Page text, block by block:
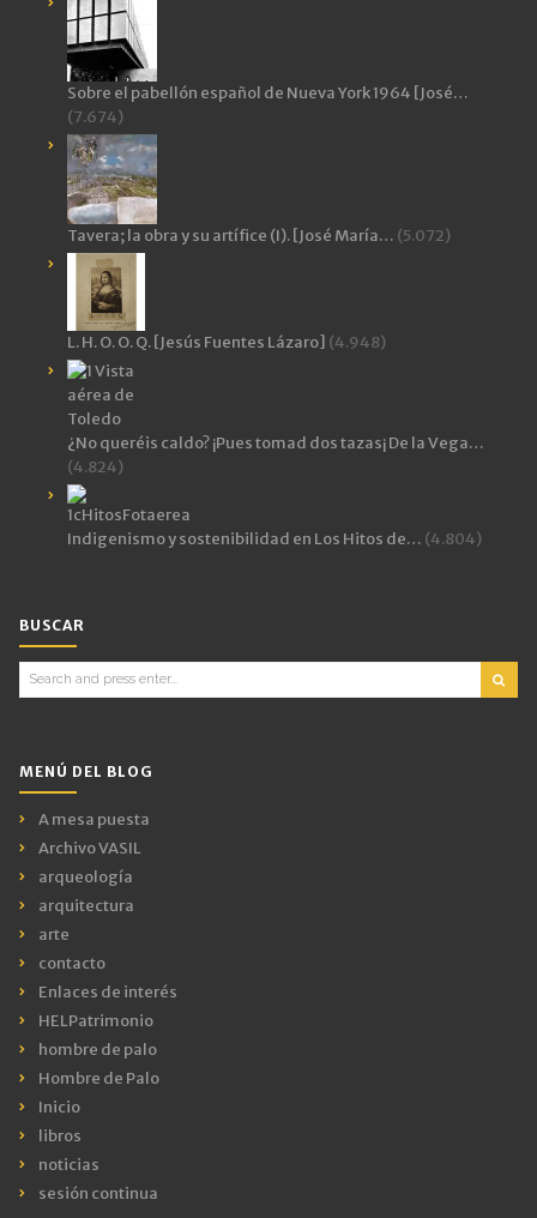
Sobre el pabellón español de Nueva York 1964 [José…
(7.674)
Tavera; la obra y su artífice (I). [José María… (5.072)
L. H. O. O. Q. [Jesús Fuentes Lázaro] (4.948)
¿No queréis caldo? ¡Pues tomad dos tazas¡ De la Vega…
(4.824)
Indigenismo y sostenibilidad en Los Hitos de… (4.804)
BUSCAR
Search
for:
MENÚ DEL BLOG
A mesa puesta
Archivo VASIL
arqueología
arquitectura
arte
contacto
Enlaces de interés
HELPatrimonio
hombre de palo
Hombre de Palo
Inicio
libros
noticias
sesión continua